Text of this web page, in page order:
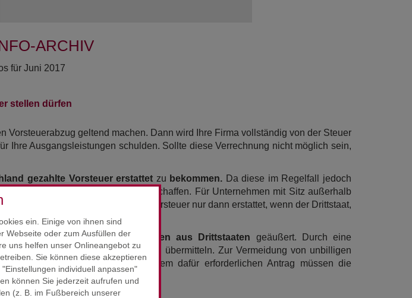
ein. Einige von ihnen sind
Webseite oder zum Ausfüllen der
uns helfen unser Onlineangebot zu
Sie können diese akzeptieren
individuell anpassen"
können Sie jederzeit aufrufen und
(z. B. im Fußbereich unserer
ARCHIV
für Juni 2017
stellen dürfen
geltend machen. Dann wird Ihre Firma vollständig von der Steuer
Ihre Ausgangsleistungen schulden. Sollte diese Verrechnung nicht möglich sein,
gezahlte Vorsteuer erstattet zu bekommen. Da diese im Regelfall jedoch
Vergütungsverfahren geschaffen. Für Unternehmen mit Sitz außerhalb
So wird Ersteren die Vorsteuer nur dann erstattet, wenn der Drittstaat,
fürUnternehmen aus Drittstaaten geäußert. Durch eine
elektronisch an die Finanzbehörden übermitteln. Zur Vermeidung von unbilligen
Übermittlung verzichten.In dem dafür erforderlichen Antrag müssen die
(Einzelaufstellung).